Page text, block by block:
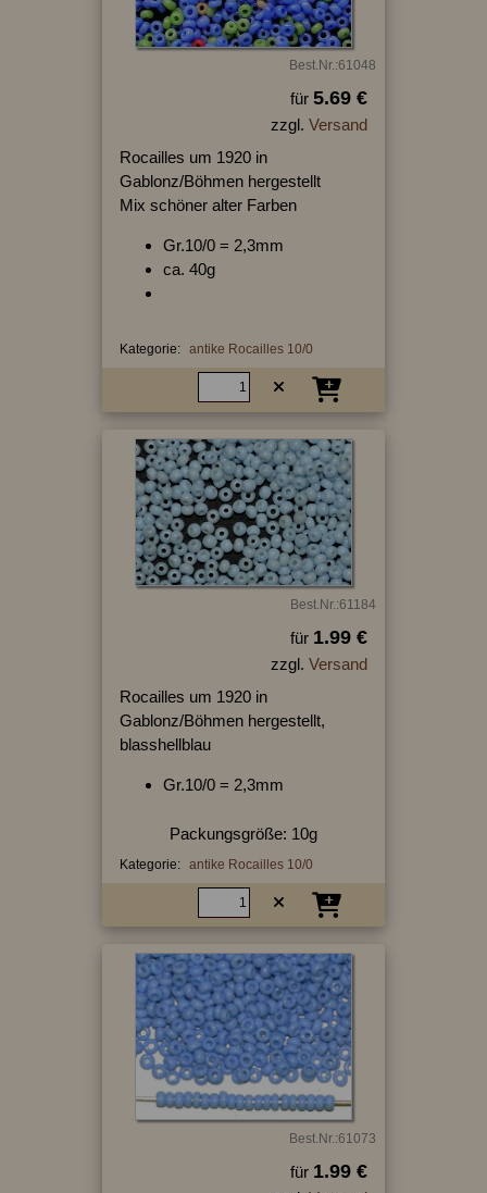
Best.Nr.:61048
für 5.69 €
zzgl. Versand
Rocailles um 1920 in
Gablonz/Böhmen hergestellt
Mix schöner alter Farben
Gr.10/0 = 2,3mm
ca. 40g
Kategorie: antike Rocailles 10/0
Best.Nr.:61184
für 1.99 €
zzgl. Versand
Rocailles um 1920 in
Gablonz/Böhmen hergestellt,
blasshellblau
Gr.10/0 = 2,3mm
Packungsgröße: 10g
Kategorie: antike Rocailles 10/0
Best.Nr.:61073
für 1.99 €